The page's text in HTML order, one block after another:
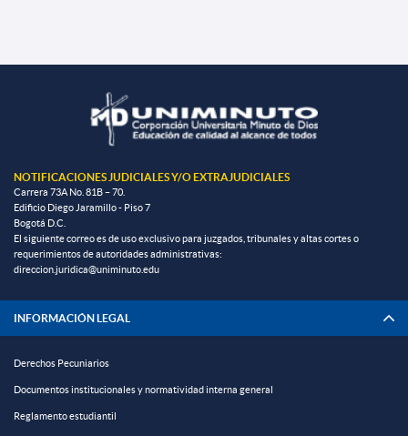
NOTIFICACIONES JUDICIALES Y/O EXTRAJUDICIALES
Carrera 73A No. 81B – 70.
Edificio Diego Jaramillo - Piso 7
Bogotá D.C.
El siguiente correo es de uso exclusivo para juzgados, tribunales y altas cortes o
requerimientos de autoridades administrativas:
direccion.juridica@uniminuto.edu
INFORMACIÓN LEGAL
Derechos Pecuniarios
Documentos institucionales y normatividad interna general
Reglamento estudiantil